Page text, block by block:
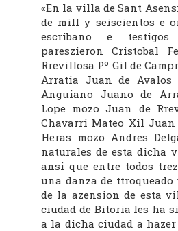
«En la villa de Sant
de mill y seiscientos e
escribano e testigos
pareszieron Cristobal
Rrevillosa Pº Gil de
Arratia Juan de Avalos
Anguiano Juano de
Lope mozo Juan de
Chavarri Mateo Xil Juan
Heras mozo Andres
naturales de esta dicha
ansi que entre todos
una danza de
de la azension de esta
ciudad de Bitoria les ha
a la dicha ciudad a